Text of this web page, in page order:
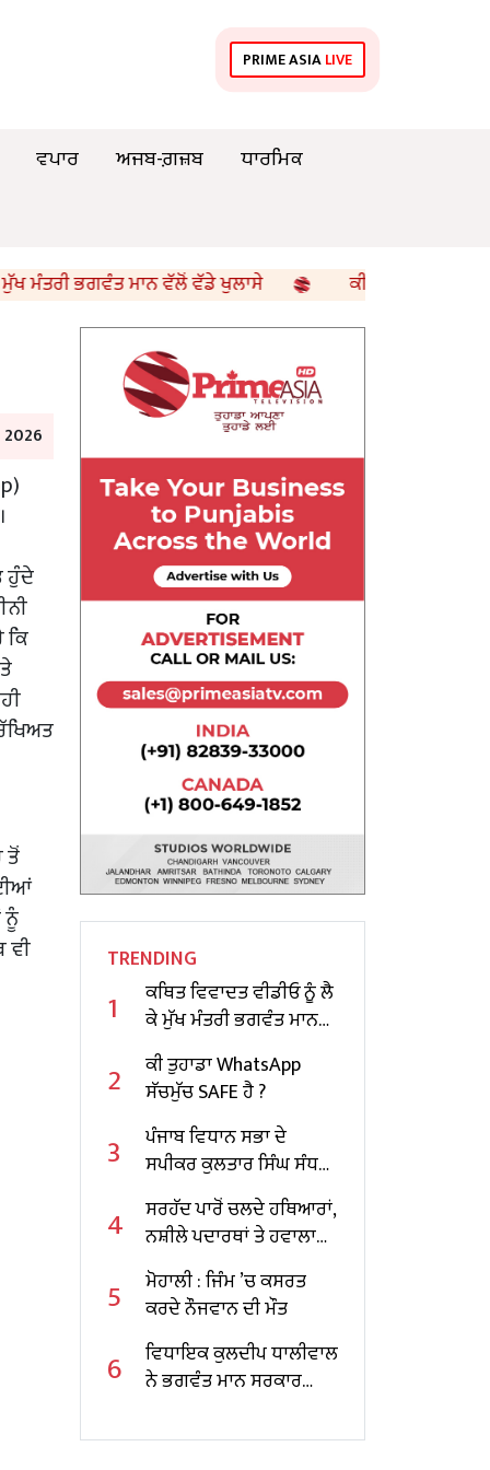
PRIME ASIALIVE
ਵਪਾਰ ਅਜਬ-ਗ਼ਜ਼ਬ
ਧਾਰਮਿਕ
ਭਗਵੰਤ ਮਾਨ ਵੱਲੋਂ ਵੱਡੇ ਖੁਲਾਸੇ ਕੀ ਤੁਹਾਡਾ WhatsApp
ਹੁੰਦੇ
ਤੋਂ
ਨੂੰ
ਵੀ
TRENDING
1
ਕਥਿਤ ਵਿਵਾਦਤ ਵੀਡੀਓ ਨੂੰ ਲੈ
ਕੇ ਮੁੱਖ ਮੰਤਰੀ ਭਗਵੰਤ ਮਾਨ
ਵੱਲੋਂ ਵੱਡੇ ਖੁਲਾਸੇ
2
ਕੀ ਤੁਹਾਡਾ WhatsApp
ਸੱਚਮੁੱਚ SAFE ਹੈ ?
3
ਪੰਜਾਬ ਵਿਧਾਨ ਸਭਾ ਦੇ
ਸਪੀਕਰ ਕੁਲਤਾਰ ਸਿੰਘ ਸੰਧਵਾਂ
ਵੱਲੋਂ ਬਾਬਾ ਬੰਦਾ ਸਿੰਘ ਬਹਾਦਰ
ਨੂੰ ਸ਼ਹੀਦੀ ਦਿਹਾੜੇ ’ਤੇ
ਸ਼ਰਧਾਂਜਲੀ ਭੇਟ
4
ਸਰਹੱਦ ਪਾਰੋਂ ਚਲਦੇ ਹਥਿਆਰਾਂ,
ਨਸ਼ੀਲੇ ਪਦਾਰਥਾਂ ਤੇ ਹਵਾਲਾ
ਨੈੱਟਵਰਕ ਦਾ ਪਰਦਾਫਾਸ਼
5
ਮੋਹਾਲੀ : ਜਿੰਮ ’ਚ ਕਸਰਤ
ਕਰਦੇ ਨੌਜਵਾਨ ਦੀ ਮੌਤ
6
ਵਿਧਾਇਕ ਕੁਲਦੀਪ ਧਾਲੀਵਾਲ
ਨੇ ਭਗਵੰਤ ਮਾਨ ਸਰਕਾਰ
ਜਨਤਾ ਦੇ ਸਾਹਮਣੇ